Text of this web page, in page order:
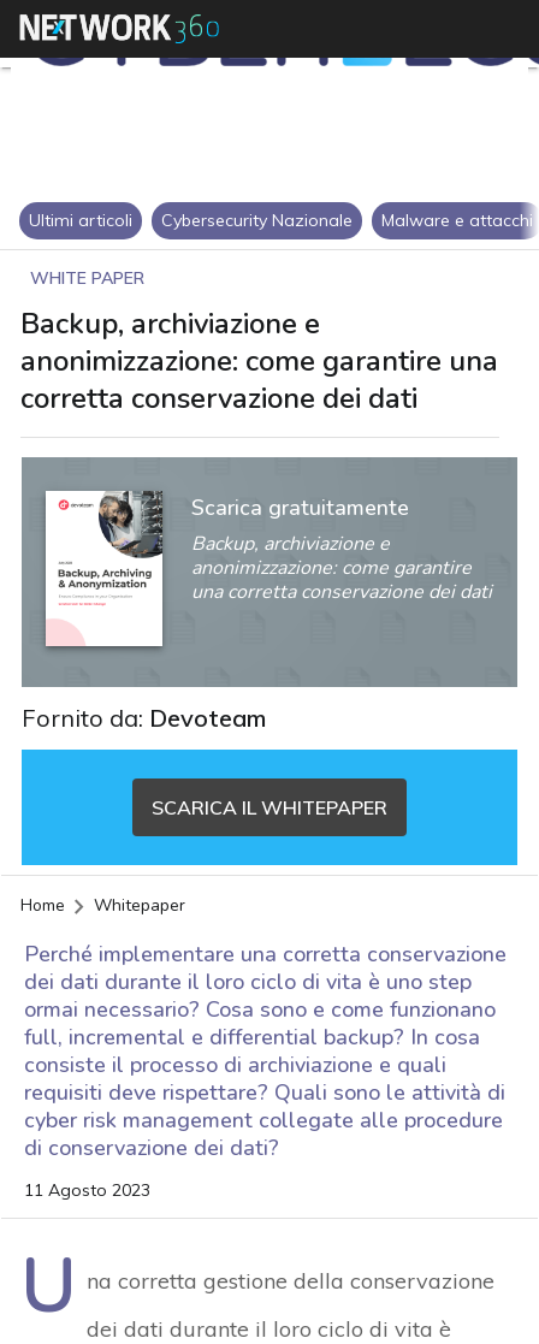
Ultimi articoli Cybersecurity Nazionale Malware e attacchi
WHITE PAPER
Backup, archiviazione e
anonimizzazione: come garantire una
corretta conservazione dei dati
Scarica gratuitamente
Backup, archiviazione e
anonimizzazione: come garantire
una corretta conservazione dei dati
Fornito da: Devoteam
SCARICA IL WHITEPAPER
Home Whitepaper
Perché implementare una corretta conservazione
dei dati durante il loro ciclo di vita è uno step
ormai necessario? Cosa sono e come funzionano
full, incremental e differential backup? In cosa
consiste il processo di archiviazione e quali
requisiti deve rispettare? Quali sono le attività di
cyber risk management collegate alle procedure
di conservazione dei dati?
11 Agosto 2023
U
na corretta gestione della conservazione
dei dati durante il loro ciclo di vita è